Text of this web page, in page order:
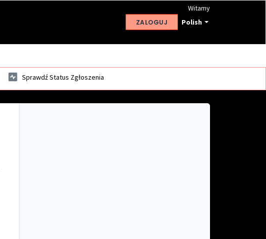
Polish
Witamy
ZALOGUJ
Sprawdź Status Zgłoszenia